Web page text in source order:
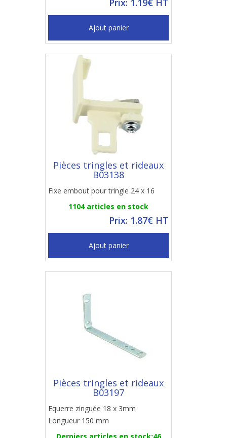
Prix: 1.19€ HT
Ajout panier
Pièces tringles et rideaux
B03138
Fixe embout pour tringle 24 x 16
1104 articles en stock
Prix: 1.87€ HT
Ajout panier
Pièces tringles et rideaux
B03197
Equerre zinguée 18 x 3mm
Longueur 150 mm